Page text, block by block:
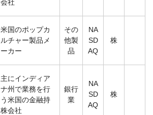
会社
米国のポップカ
ルチャー製品メ
ーカー
その
他製
品
NA
SD
AQ
株
主にインディア
ナ州で業務を行
う米国の金融持
株会社
銀行
業
NA
SD
AQ
株